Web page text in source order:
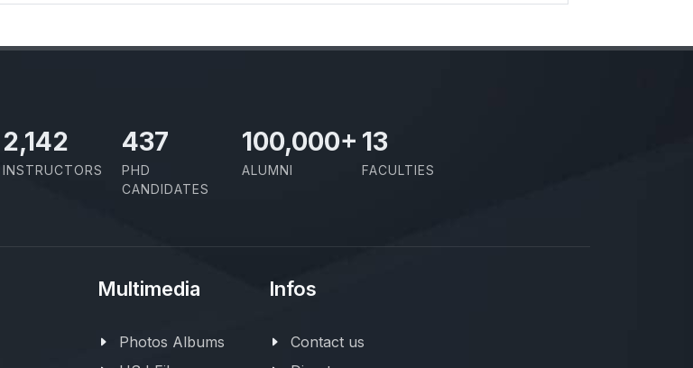
2,142
INSTRUCTORS
437
PHD
CANDIDATES
100,000+
ALUMNI
13
FACULTIES
Multimedia
Photos Albums
Infos
Contact us